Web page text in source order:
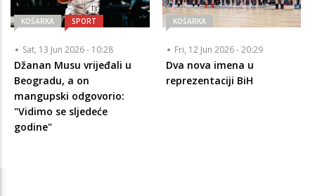
KOŠARKA SPORT
Sat, 13 Jun 2026 - 10:28
Džanan Musu vrijeđali u
Beogradu, a on
mangupski odgovorio:
"Vidimo se sljedeće
godine"
KOŠARKA
Fri, 12 Jun 2026 - 20:29
Dva nova imena u
reprezentaciji BiH